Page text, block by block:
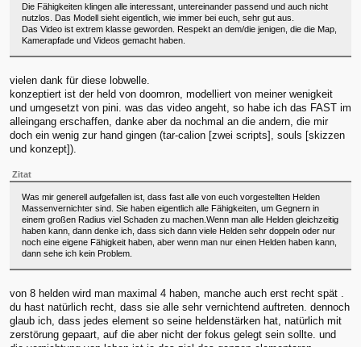
Die Fähigkeiten klingen alle interessant, untereinander passend und auch nicht
nutzlos. Das Modell sieht eigentlich, wie immer bei euch, sehr gut aus.
Das Video ist extrem klasse geworden. Respekt an dem/die jenigen, die die Map,
Kamerapfade und Videos gemacht haben.
vielen dank für diese lobwelle.
konzeptiert ist der held von doomron, modelliert von meiner wenigkeit
und umgesetzt von pini. was das video angeht, so habe ich das FAST im
alleingang erschaffen, danke aber da nochmal an die andern, die mir
doch ein wenig zur hand gingen (tar-calion [zwei scripts], souls [skizzen
und konzept]).
Zitat
Was mir generell aufgefallen ist, dass fast alle von euch vorgestellten Helden
Massenvernichter sind. Sie haben eigentlich alle Fähigkeiten, um Gegnern in
einem großen Radius viel Schaden zu machen.Wenn man alle Helden gleichzeitig
haben kann, dann denke ich, dass sich dann viele Helden sehr doppeln oder nur
noch eine eigene Fähigkeit haben, aber wenn man nur einen Helden haben kann,
dann sehe ich kein Problem.
von 8 helden wird man maximal 4 haben, manche auch erst recht spät .
du hast natürlich recht, dass sie alle sehr vernichtend auftreten. dennoch
glaub ich, dass jedes element so seine heldenstärken hat, natürlich mit
zerstörung gepaart, auf die aber nicht der fokus gelegt sein sollte. und